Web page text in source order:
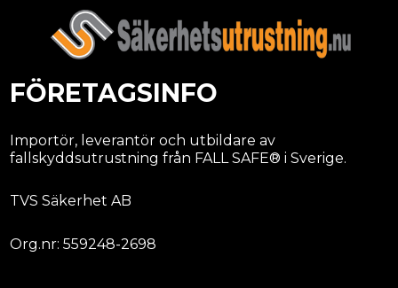
FÖRETAGSINFO
Importör, leverantör och utbildare av
fallskyddsutrustning från FALL SAFE® i Sverige.
TVS Säkerhet AB
Org.nr: 559248-2698